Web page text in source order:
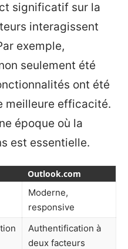
significatif sur la
interagissent
exemple,
seulement été
ont été
meilleure efficacité.
époque où la
est essentielle.
Outlook.com
Moderne,
responsive
Authentification à
deux facteurs